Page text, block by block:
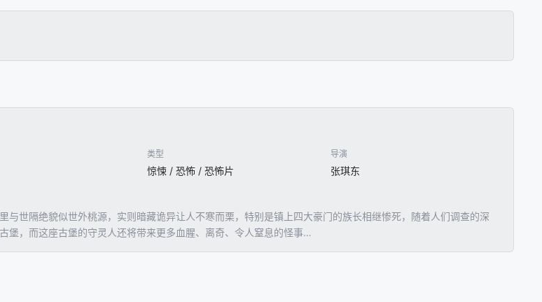
类型
惊悚 / 恐怖 / 恐怖片
导演
张琪东
与世隔绝貌似世外桃源，实则暗藏诡异让人不寒而栗，特别是镇上四大豪门的族长相继惨死，随着人们调查的深
堡，而这座古堡的守灵人还将带来更多血腥、离奇、令人窒息的怪事…